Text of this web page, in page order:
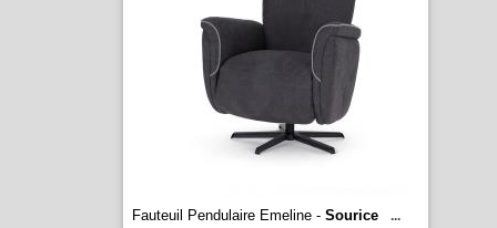
Fauteuil Pendulaire Emeline - Sourice ...